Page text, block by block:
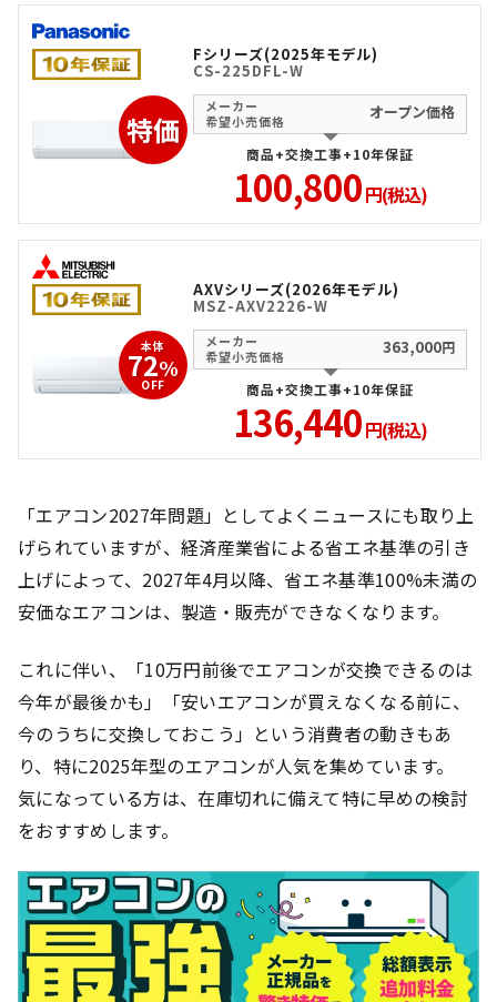
特価
Fシリーズ(2025年モデル)
CS-225DFL-W
メーカー
希望小売価格
オープン価格
商品+交換工事+10年保証
100,800円(税込)
本体
72%
OFF
AXVシリーズ(2026年モデル)
MSZ-AXV2226-W
メーカー
希望小売価格
363,000円
商品+交換工事+10年保証
136,440円(税込)
「エアコン2027年問題」としてよくニュースにも取り上
げられていますが、経済産業省による省エネ基準の引き
上げによって、2027年4月以降、省エネ基準100%未満の
安価なエアコンは、製造・販売ができなくなります。
これに伴い、「10万円前後でエアコンが交換できるのは
今年が最後かも」「安いエアコンが買えなくなる前に、
今のうちに交換しておこう」という消費者の動きもあ
り、特に2025年型のエアコンが人気を集めています。
気になっている方は、在庫切れに備えて特に早めの検討
をおすすめします。